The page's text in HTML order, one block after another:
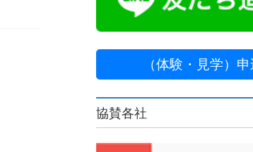
（体験・見学）申
協賛各社